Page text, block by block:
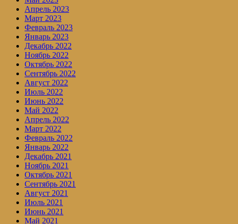
Апрель 2023
Март 2023
Февраль 2023
Январь 2023
Декабрь 2022
Ноябрь 2022
Октябрь 2022
Сентябрь 2022
Август 2022
Июль 2022
Июнь 2022
Май 2022
Апрель 2022
Март 2022
Февраль 2022
Январь 2022
Декабрь 2021
Ноябрь 2021
Октябрь 2021
Сентябрь 2021
Август 2021
Июль 2021
Июнь 2021
Май 2021